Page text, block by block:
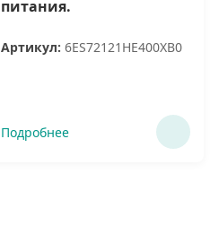
питания.
Артикул: 6ES72121HE400XB0
Подробнее